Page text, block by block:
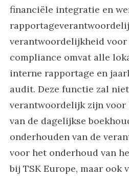
financiële integratie en
verantwoordelijkheid
compliance omvat alle
interne rapportage en
audit. Deze functie zal
verantwoordelijk zijn voor
van de dagelijkse
onderhouden van de
voor het onderhoud van
bij TSK Europe, maar ook